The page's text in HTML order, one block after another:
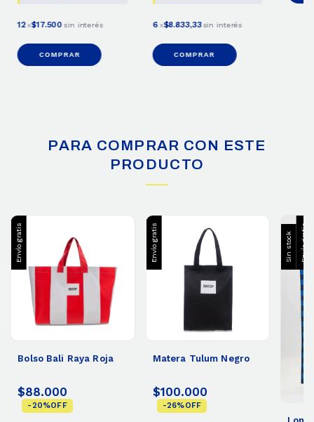
12x$17.500 sin interés
COMPRAR
6 x$8.833,33 sin interés
COMPRAR
PARA COMPRAR CON ESTE
PRODUCTO
Envío gratis
Bolso Bali Raya Roja
$88.000
-20%OFF
Envío gratis
Matera Tulum Negro
$100.000
-26%OFF
Sin stock Envío gratis